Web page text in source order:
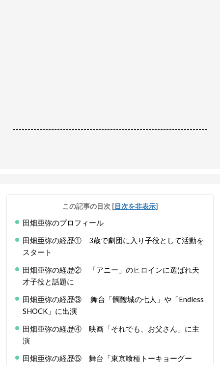
------------------------------------------------------------------
この記事の目次 [目次を非表示]
田畑亜弥のプロフィール
田畑亜弥の経歴① 3歳で劇団に入り子役として活動を
スタート
田畑亜弥の経歴② 「アニー」のヒロインに選ばれ天
才子役と話題に
田畑亜弥の経歴③ 舞台「髑髏城の七人」や「Endless
SHOCK」に出演
田畑亜弥の経歴④ 映画「それでも、お父さん」に主
演
田畑亜弥の経歴⑤ 舞台「東京喰種トーキョーグー